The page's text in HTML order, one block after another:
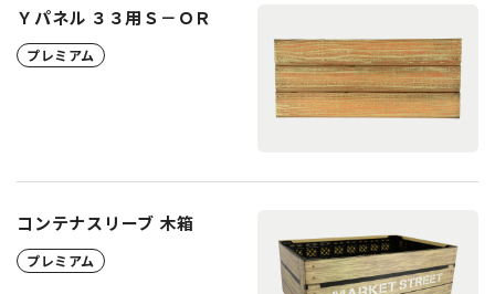
Ｙパネル ３３用Ｓ－ＯＲ
プレミアム
コンテナスリーブ 木箱
プレミアム